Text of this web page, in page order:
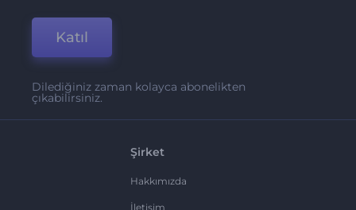
Katıl
Dilediğiniz zaman kolayca abonelikten
çıkabilirsiniz.
Şirket
Hakkımızda
İletişim